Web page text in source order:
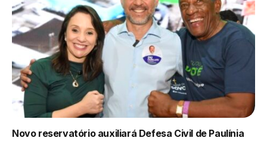
Novo reservatório auxiliará Defesa Civil de Paulínia